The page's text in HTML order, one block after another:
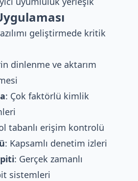
geliştirmede kritik
dinlenme ve aktarım
: Çok faktörlü kimlik
tabanlı erişim kontrolü
: Kapsamlı denetim izleri
: Gerçek zamanlı
sistemleri